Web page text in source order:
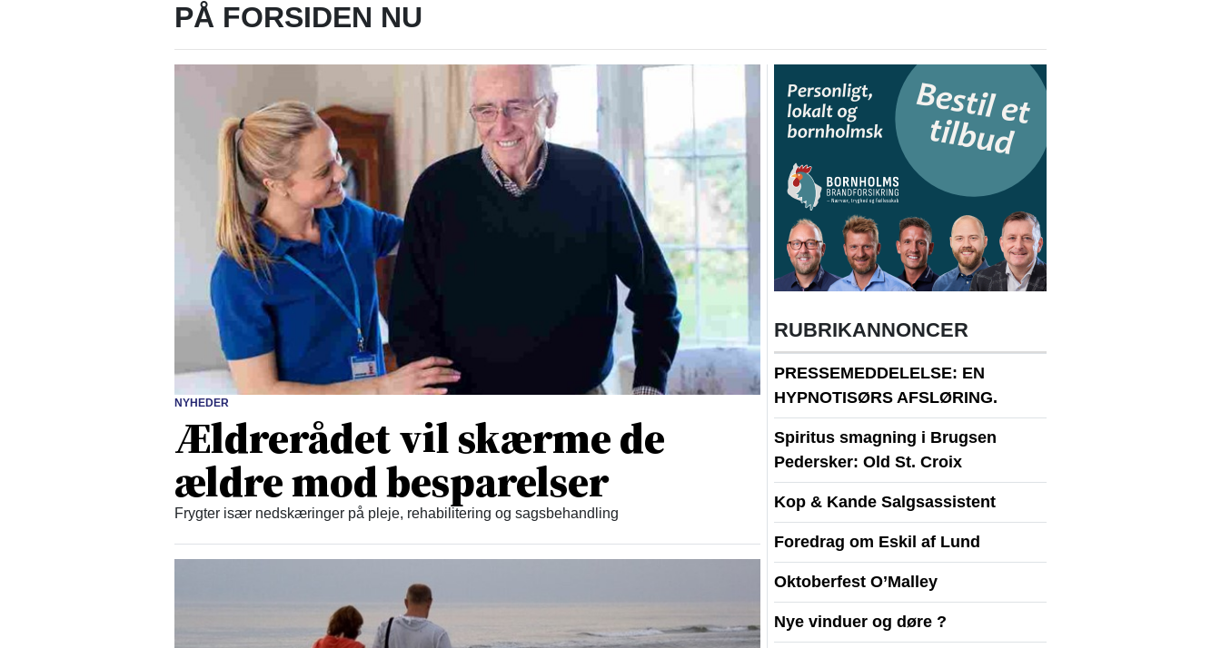
PÅ FORSIDEN NU
NYHEDER
Ældrerådet vil skærme de
ældre mod besparelser
Frygter især nedskæringer på pleje, rehabilitering og sagsbehandling
RUBRIKANNONCER
PRESSEMEDDELELSE: EN
HYPNOTISØRS AFSLØRING.
Spiritus smagning i Brugsen
Pedersker: Old St. Croix
Kop & Kande Salgsassistent
Foredrag om Eskil af Lund
Oktoberfest O’Malley
Nye vinduer og døre ?